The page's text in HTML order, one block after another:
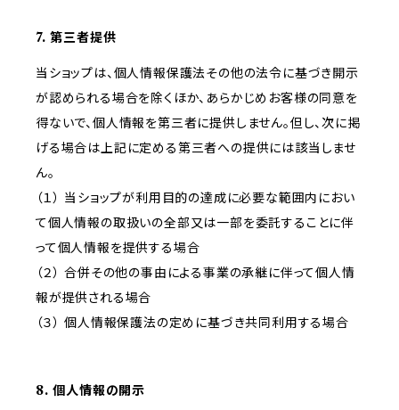
7. 第三者提供
当ショップは、個人情報保護法その他の法令に基づき開示
が認められる場合を除くほか、あらかじめお客様の同意を
得ないで、個人情報を第三者に提供しません。但し、次に掲
げる場合は上記に定める第三者への提供には該当しませ
ん。
（１） 当ショップが利用目的の達成に必要な範囲内におい
て個人情報の取扱いの全部又は一部を委託することに伴
って個人情報を提供する場合
（２） 合併その他の事由による事業の承継に伴って個人情
報が提供される場合
（３） 個人情報保護法の定めに基づき共同利用する場合
8. 個人情報の開示